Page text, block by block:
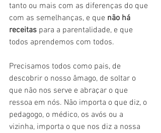
tanto ou mais com as diferenças do que
com as semelhanças, e que não há
receitas para a parentalidade, e que
todos aprendemos com todos.
Precisamos todos como pais, de
descobrir o nosso âmago, de soltar o
que não nos serve e abraçar o que
ressoa em nós. Não importa o que diz, o
pedagogo, o médico, os avós ou a
vizinha, importa o que nos diz a nossa